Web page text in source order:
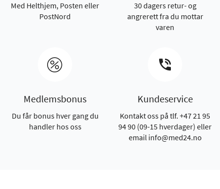
Med Helthjem, Posten eller
PostNord
30 dagers retur- og
angrerett fra du mottar
varen
Medlemsbonus
Du får bonus hver gang du
handler hos oss
Kundeservice
Kontakt oss på tlf. +47 21 95
94 90 (09-15 hverdager) eller
email info@med24.no